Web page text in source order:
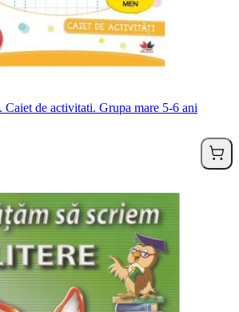
de activitati. Grupa mare 5-6 ani